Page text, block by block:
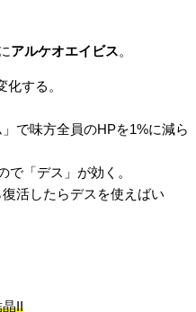
アルケオエイビス。
する。
で味方全員のHPを1%に減ら
で「デス」が効く。
活したらデスを使えばい
II